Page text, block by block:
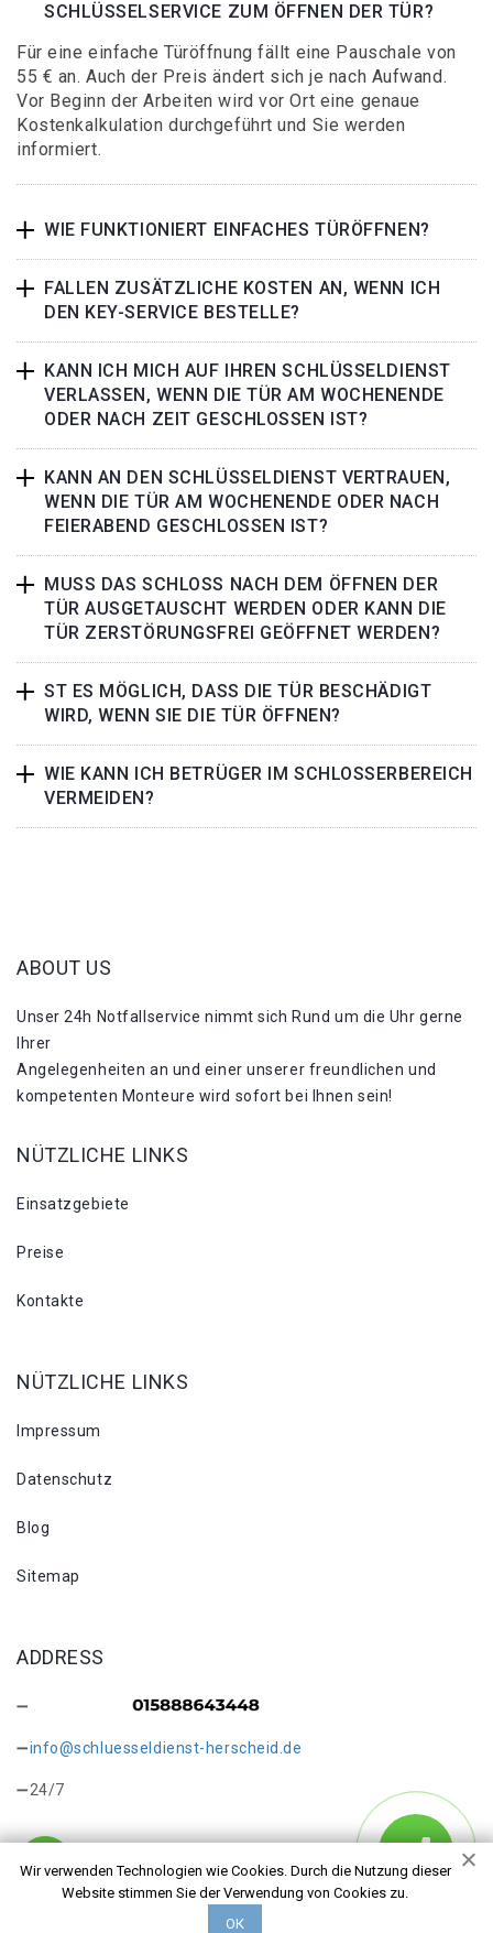
SCHLÜSSELSERVICE ZUM ÖFFNEN DER TÜR?
Für eine einfache Türöffnung fällt eine Pauschale von
55 € an. Auch der Preis ändert sich je nach Aufwand.
Vor Beginn der Arbeiten wird vor Ort eine genaue
Kostenkalkulation durchgeführt und Sie werden
informiert.
WIE FUNKTIONIERT EINFACHES TÜRÖFFNEN?
FALLEN ZUSÄTZLICHE KOSTEN AN, WENN ICH
DEN KEY-SERVICE BESTELLE?
KANN ICH MICH AUF IHREN SCHLÜSSELDIENST
VERLASSEN, WENN DIE TÜR AM WOCHENENDE
ODER NACH ZEIT GESCHLOSSEN IST?
KANN AN DEN SCHLÜSSELDIENST VERTRAUEN,
WENN DIE TÜR AM WOCHENENDE ODER NACH
FEIERABEND GESCHLOSSEN IST?
MUSS DAS SCHLOSS NACH DEM ÖFFNEN DER
TÜR AUSGETAUSCHT WERDEN ODER KANN DIE
TÜR ZERSTÖRUNGSFREI GEÖFFNET WERDEN?
ST ES MÖGLICH, DASS DIE TÜR BESCHÄDIGT
WIRD, WENN SIE DIE TÜR ÖFFNEN?
WIE KANN ICH BETRÜGER IM SCHLOSSERBEREICH
VERMEIDEN?
Wir verwenden Technologien wie Cookies. Durch die Nutzung dieser
Website stimmen Sie der Verwendung von Cookies zu.
ОК
ABOUT US
Unser 24h Notfallservice nimmt sich Rund um die Uhr gerne
Ihrer
Angelegenheiten an und einer unserer freundlichen und
kompetenten Monteure wird sofort bei Ihnen sein!
NÜTZLICHE LINKS
Einsatzgebiete
Preise
Kontakte
NÜTZLICHE LINKS
Impressum
Datenschutz
Blog
Sitemap
ADDRESS
info@schluesseldienst-herscheid.de
24/7
Copyright © 2026 Schlüsseldienst Herscheid Höher Schule.